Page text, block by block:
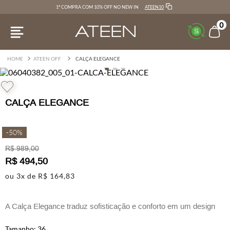
1ª COMPRA COM 10% OFF NO NEW IN ATEEN10
0
ATEEN OFF CALÇA ELEGANCE
CALÇA ELEGANCE
-50%
R$ 989,00
R$ 494,50
ou 3x de R$ 164,83
A Calça Elegance traduz sofisticação e conforto em um design